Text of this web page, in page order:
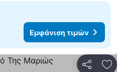
Εμφάνιση τιμών